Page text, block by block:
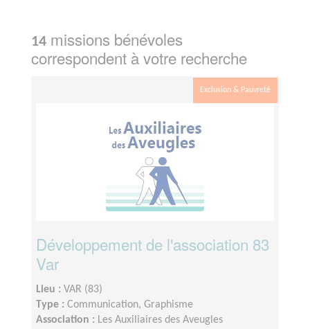
14 missions bénévoles
correspondent à votre recherche
Exclusion & Pauvreté
Développement de l'association 83
Var
Lieu : VAR (83)
Type : Communication, Graphisme
Association : Les Auxiliaires des Aveugles